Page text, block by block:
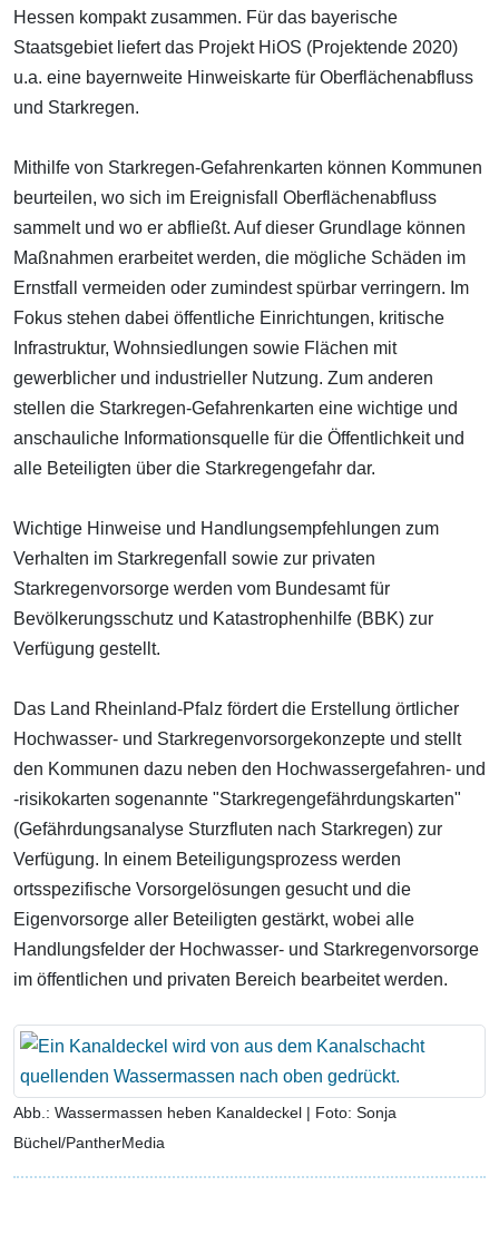
Hessen kompakt zusammen. Für das bayerische
Staatsgebiet liefert das Projekt HiOS (Projektende 2020)
u.a. eine bayernweite Hinweiskarte für Oberflächenabfluss
und Starkregen.
Mithilfe von Starkregen-Gefahrenkarten können Kommunen
beurteilen, wo sich im Ereignisfall Oberflächenabfluss
sammelt und wo er abfließt. Auf dieser Grundlage können
Maßnahmen erarbeitet werden, die mögliche Schäden im
Ernstfall vermeiden oder zumindest spürbar verringern. Im
Fokus stehen dabei öffentliche Einrichtungen, kritische
Infrastruktur, Wohnsiedlungen sowie Flächen mit
gewerblicher und industrieller Nutzung. Zum anderen
stellen die Starkregen-Gefahrenkarten eine wichtige und
anschauliche Informationsquelle für die Öffentlichkeit und
alle Beteiligten über die Starkregengefahr dar.
Wichtige Hinweise und Handlungsempfehlungen zum
Verhalten im Starkregenfall sowie zur privaten
Starkregenvorsorge werden vom Bundesamt für
Bevölkerungsschutz und Katastrophenhilfe (BBK) zur
Verfügung gestellt.
Das Land Rheinland-Pfalz fördert die Erstellung örtlicher
Hochwasser- und Starkregenvorsorgekonzepte und stellt
den Kommunen dazu neben den Hochwassergefahren- und
-risikokarten sogenannte "Starkregengefährdungskarten"
(Gefährdungsanalyse Sturzfluten nach Starkregen) zur
Verfügung. In einem Beteiligungsprozess werden
ortsspezifische Vorsorgelösungen gesucht und die
Eigenvorsorge aller Beteiligten gestärkt, wobei alle
Handlungsfelder der Hochwasser- und Starkregenvorsorge
im öffentlichen und privaten Bereich bearbeitet werden.
Abb.: Wassermassen heben Kanaldeckel | Foto: Sonja
Büchel/PantherMedia